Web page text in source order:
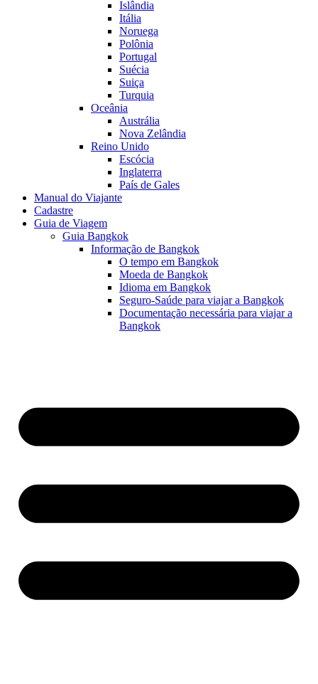
Islândia
Itália
Noruega
Polônia
Portugal
Suécia
Suiça
Turquia
Oceânia
Austrália
Nova Zelândia
Reino Unido
Escócia
Inglaterra
País de Gales
Manual do Viajante
Cadastre
Guia de Viagem
Guia Bangkok
Informação de Bangkok
O tempo em Bangkok
Moeda de Bangkok
Idioma em Bangkok
Seguro-Saúde para viajar a Bangkok
Documentação necessária para viajar a
Bangkok